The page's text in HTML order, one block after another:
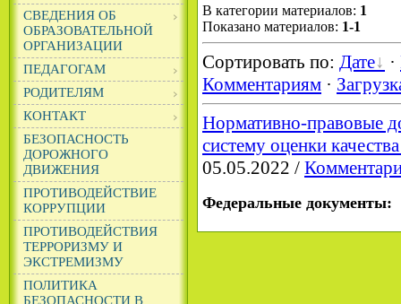
СВЕДЕНИЯ ОБ
ОБРАЗОВАТЕЛЬНОЙ
ОРГАНИЗАЦИИ
ПЕДАГОГАМ
РОДИТЕЛЯМ
КОНТАКТ
БЕЗОПАСНОСТЬ
ДОРОЖНОГО
ДВИЖЕНИЯ
ПРОТИВОДЕЙСТВИЕ
КОРРУПЦИИ
ПРОТИВОДЕЙСТВИЯ
ТЕРРОРИЗМУ И
ЭКСТРЕМИЗМУ
ПОЛИТИКА
БЕЗОПАСНОСТИ В
В категории материалов: 1
Показано материалов: 1-1
Сортировать по: Дате ·
Комментариям ·
Нормативно-правовые
систему оценки
05.05.2022 /
Федеральные документы: